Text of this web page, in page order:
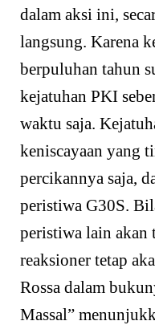
dalam aksi ini,
langsung. Karena
berpuluhan tahun
kejatuhan PKI
waktu saja.
keniscayaan yang
percikannya saja,
peristiwa G30S.
peristiwa lain akan
reaksioner tetap
Rossa dalam
Massal”